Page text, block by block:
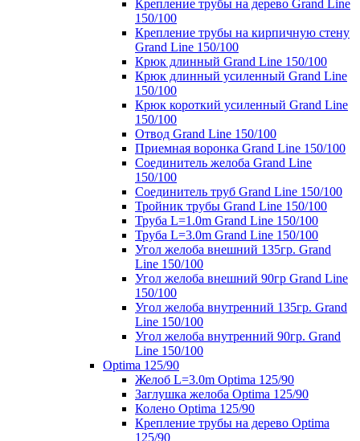
Крепление трубы на дерево Grand Line
150/100
Крепление трубы на кирпичную стену
Grand Line 150/100
Крюк длинный Grand Line 150/100
Крюк длинный усиленный Grand Line
150/100
Крюк короткий усиленный Grand Line
150/100
Отвод Grand Line 150/100
Приемная воронка Grand Line 150/100
Соединитель желоба Grand Line
150/100
Соединитель труб Grand Line 150/100
Тройник трубы Grand Line 150/100
Труба L=1.0m Grand Line 150/100
Труба L=3.0m Grand Line 150/100
Угол желоба внешний 135гр. Grand
Line 150/100
Угол желоба внешний 90гр Grand Line
150/100
Угол желоба внутренний 135гр. Grand
Line 150/100
Угол желоба внутренний 90гр. Grand
Line 150/100
Optima 125/90
Желоб L=3.0m Optima 125/90
Заглушка желоба Optima 125/90
Колено Optima 125/90
Крепление трубы на дерево Optima
125/90